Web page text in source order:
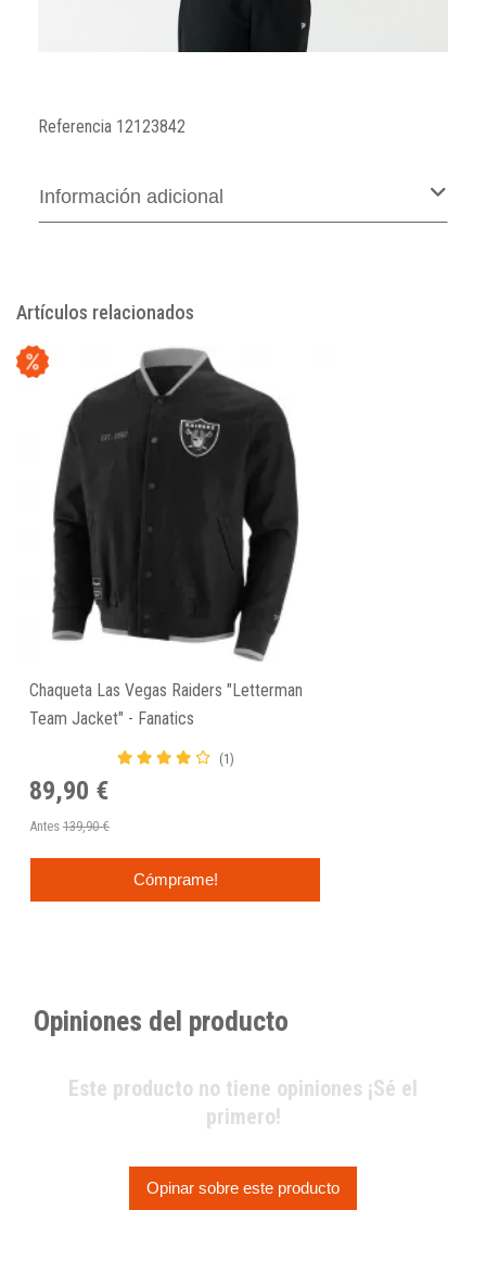
Referencia 12123842
Información adicional
Artículos relacionados
Chaqueta Las Vegas Raiders "Letterman
Team Jacket" - Fanatics
(1)
89,90 €
Antes 139,90 €
Cómprame!
Opiniones del producto
Este producto no tiene opiniones ¡Sé el
primero!
Opinar sobre este producto